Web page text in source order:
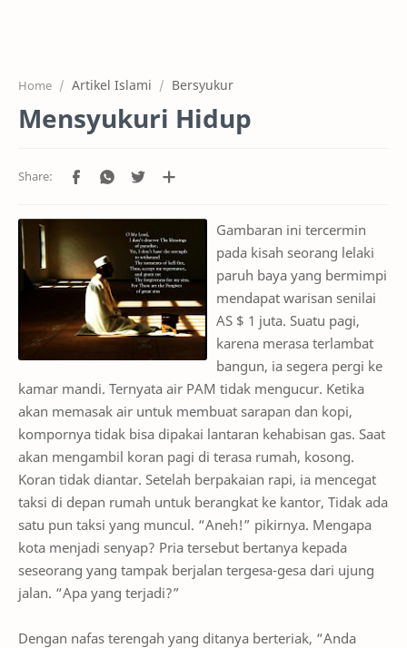
Features
Pricing
Home Artikel Islami Bersyukur
Mensyukuri Hidup
Gambaran ini tercermin
pada kisah seorang lelaki
paruh baya yang bermimpi
mendapat warisan senilai
AS $ 1 juta. Suatu pagi,
karena merasa terlambat
bangun, ia segera pergi ke
kamar mandi. Ternyata air PAM tidak mengucur. Ketika
akan memasak air untuk membuat sarapan dan kopi,
kompornya tidak bisa dipakai lantaran kehabisan gas. Saat
akan mengambil koran pagi di terasa rumah, kosong.
Koran tidak diantar. Setelah berpakaian rapi, ia mencegat
taksi di depan rumah untuk berangkat ke kantor, Tidak ada
satu pun taksi yang muncul. “Aneh!” pikirnya. Mengapa
kota menjadi senyap? Pria tersebut bertanya kepada
seseorang yang tampak berjalan tergesa-gesa dari ujung
jalan. “Apa yang terjadi?”
Dengan nafas terengah yang ditanya berteriak, “Anda